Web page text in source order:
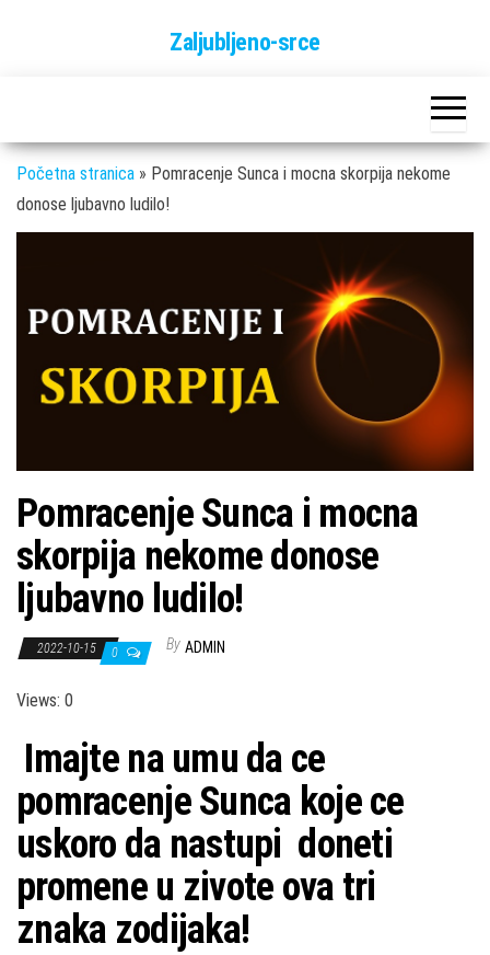
Zaljubljeno-srce
Početna stranica » Pomracenje Sunca i mocna skorpija nekome
donose ljubavno ludilo!
Pomracenje Sunca i mocna
skorpija nekome donose
ljubavno ludilo!
2022-10-15 0 By ADMIN
Views: 0
Imajte na umu da ce
pomracenje Sunca koje ce
uskoro da nastupi doneti
promene u zivote ova tri
znaka zodijaka!